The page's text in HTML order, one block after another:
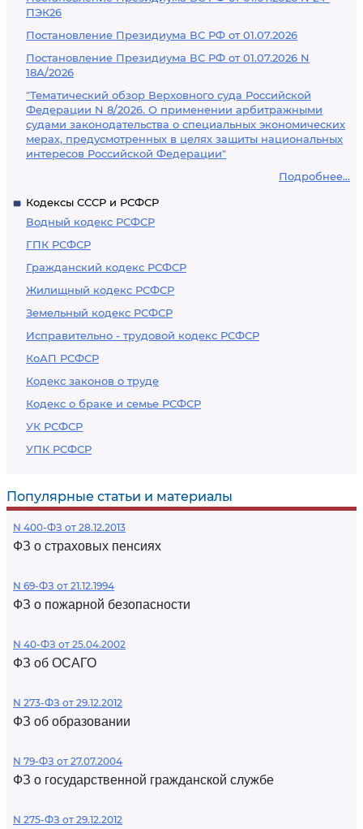
ПЭК26
Постановление Президиума ВС РФ от 01.07.2026
Постановление Президиума ВС РФ от 01.07.2026 N
18А/2026
"Тематический обзор Верховного суда Российской
Федерации N 8/2026. О применении арбитражными
судами законодательства о специальных экономических
мерах, предусмотренных в целях защиты национальных
интересов Российской Федерации"
Подробнее...
Кодексы СССР и РСФСР
Водный кодекс РСФСР
ГПК РСФСР
Гражданский кодекс РСФСР
Жилищный кодекс РСФСР
Земельный кодекс РСФСР
Исправительно - трудовой кодекс РСФСР
КоАП РСФСР
Кодекс законов о труде
Кодекс о браке и семье РСФСР
УК РСФСР
УПК РСФСР
Популярные статьи и материалы
N 400-ФЗ от 28.12.2013
ФЗ о страховых пенсиях
N 69-ФЗ от 21.12.1994
ФЗ о пожарной безопасности
N 40-ФЗ от 25.04.2002
ФЗ об ОСАГО
N 273-ФЗ от 29.12.2012
ФЗ об образовании
N 79-ФЗ от 27.07.2004
ФЗ о государственной гражданской службе
N 275-ФЗ от 29.12.2012